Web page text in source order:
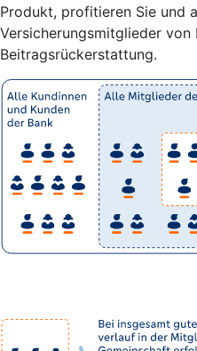
Produkt, profitieren Sie und
Versicherungsmitglieder von
Beitragsrückerstattung.